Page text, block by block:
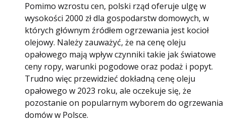
Pomimo wzrostu cen, polski rząd oferuje ulgę w
wysokości 2000 zł dla gospodarstw domowych, w
których głównym źródłem ogrzewania jest kocioł
olejowy. Należy zauważyć, że na cenę oleju
opałowego mają wpływ czynniki takie jak światowe
ceny ropy, warunki pogodowe oraz podaż i popyt.
Trudno więc przewidzieć dokładną cenę oleju
opałowego w 2023 roku, ale oczekuje się, że
pozostanie on popularnym wyborem do ogrzewania
domów w Polsce.